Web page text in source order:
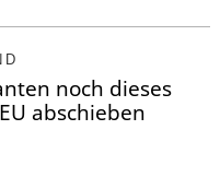
noch dieses
abschieben